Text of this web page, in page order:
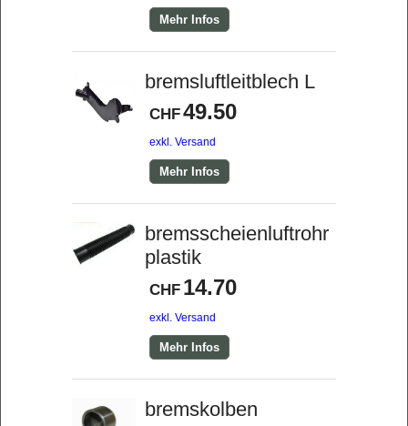
Mehr Infos
bremsluftleitblech L
CHF49.50
exkl. Versand
Mehr Infos
bremsscheienluftrohr
plastik
CHF 14.70
exkl. Versand
Mehr Infos
bremskolben